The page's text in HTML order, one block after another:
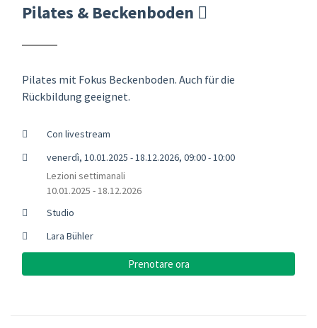
Pilates & Beckenboden
Pilates mit Fokus Beckenboden. Auch für die
Rückbildung geeignet.
Con livestream
venerdì, 10.01.2025 - 18.12.2026, 09:00 - 10:00
Lezioni settimanali
10.01.2025 - 18.12.2026
Studio
Lara Bühler
Prenotare ora